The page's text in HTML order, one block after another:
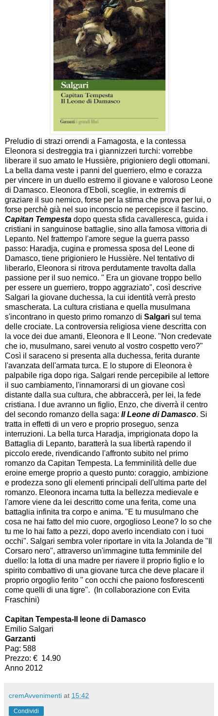
Preludio di strazi orrendi a Famagosta, e la contessa
Eleonora si destreggia tra i giannizzeri turchi: vorrebbe
liberare il suo amato le Hussière, prigioniero degli ottomani.
La bella dama veste i panni del guerriero, elmo e corazza
per vincere in un duello estremo il giovane e valoroso Leone
di Damasco. Eleonora d'Eboli, sceglie, in extremis di
graziare il suo nemico, forse per la stima che prova per lui, o
forse perchè già nel suo inconscio ne percepisce il fascino.
Capitan Tempesta dopo questa sfida cavalleresca, guida i
cristiani in sanguinose battaglie, sino alla famosa vittoria di
Lepanto. Nel frattempo l'amore segue la guerra passo
passo: Haradja, cugina e promessa sposa del Leone di
Damasco, tiene prigioniero le Hussière. Nel tentativo di
liberarlo, Eleonora si ritrova perdutamente travolta dalla
passione per il suo nemico. " Era un giovane troppo bello
per essere un guerriero, troppo aggraziato", così descrive
Salgari la giovane duchessa, la cui identità verrà presto
smascherata. La cultura cristiana e quella musulmana
s'incontrano in questo primo romanzo di Salgari sul tema
delle crociate. La controversia religiosa viene descritta con
la voce dei due amanti, Eleonora e Il Leone. "Non credevate
che io, musulmano, sarei venuto al vostro cospetto vero?"
Così il saraceno si presenta alla duchessa, ferita durante
l'avanzata dell'armata turca. E lo stupore di Eleonora è
palpabile riga dopo riga. Salgari rende percepibile al lettore
il suo cambiamento, l'innamorarsi di un giovane così
distante dalla sua cultura, che abbraccerà, per lei, la fede
cristiana. I due avranno un figlio, Enzo, che diverrà il centro
del secondo romanzo della saga: Il Leone di Damasco. Si
tratta in effetti di un vero e proprio proseguo, senza
interruzioni. La bella turca Haradja, imprigionata dopo la
Battaglia di Lepanto, baratterà la sua libertà rapendo il
piccolo erede, rivendicando l'affronto subito nel primo
romanzo da Capitan Tempesta. La femminilità delle due
eroine emerge proprio a questo punto: coraggio, ambizione
e prodezza sono gli elementi principali dell'ultima parte del
romanzo. Eleonora incarna tutta la bellezza medievale e
l'amore viene da lei descritto come una ferita, come una
battaglia infinita tra corpo e anima. "E tu musulmano che
cosa ne hai fatto del mio cuore, orgoglioso Leone? Io so che
tu me lo hai fatto a pezzi, dopo averlo incendiato con i tuoi
occhi". Salgari sembra voler riportare in vita la Jolanda de "Il
Corsaro nero", attraverso un'immagine tutta femminile del
duello: la lotta di una madre per riavere il proprio figlio e lo
spirito combattivo di una giovane turca che deve placare il
proprio orgoglio ferito " con occhi che paiono fosforescenti
come quelli di una tigre". (In collaborazione con Evita
Fraschini)
Capitan Tempesta-Il leone di Damasco
Emilio Salgari
Garzanti
Pag: 588
Prezzo: € 14.90
Anno 2012
cremAvvenimenti at 15:42
Condividi